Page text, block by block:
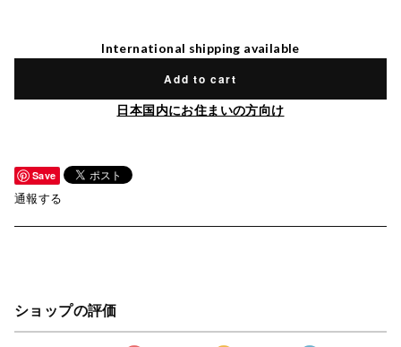
International shipping available
Add to cart
日本国内にお住まいの方向け
Save
通報する
ショップの評価